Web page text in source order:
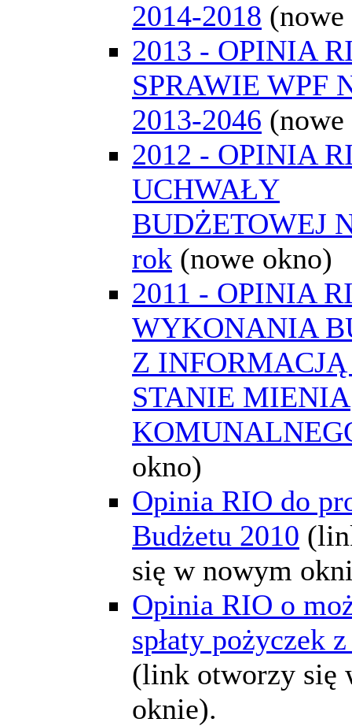
2014-2018
2013 - OPINIA
SPRAWIE WPF
2013-2046
2012 - OPINIA
UCHWAŁY
BUDŻETOWEJ
rok (nowe okno)
2011 - OPINIA
WYKONANIA
Z
STANIE MIENIA
okno)
Opinia RIO do
Budżetu 2010
się w nowym
Opinia RIO o
spłaty pożyczek
(link otworzy się
oknie).